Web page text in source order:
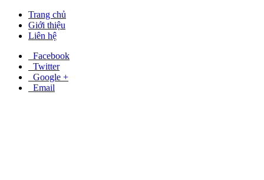
Trang chủ
Giới thiệu
Liên hệ
Facebook
Twitter
Google +
Email